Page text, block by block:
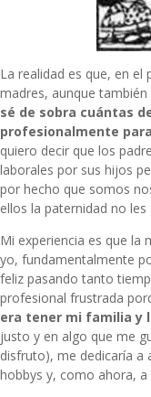
La realidad es que, en
madres, aunque
sé de sobra cuántas
profesionalmente
quiero decir que los
laborales por sus hijos
por hecho que somos
ellos la paternidad no
Mi experiencia es que la
yo, fundamentalmente
feliz pasando tanto
profesional frustrada
era tener mi familia y
justo y en algo que me
disfruto), me dedicaría a
hobbys y, como ahora,